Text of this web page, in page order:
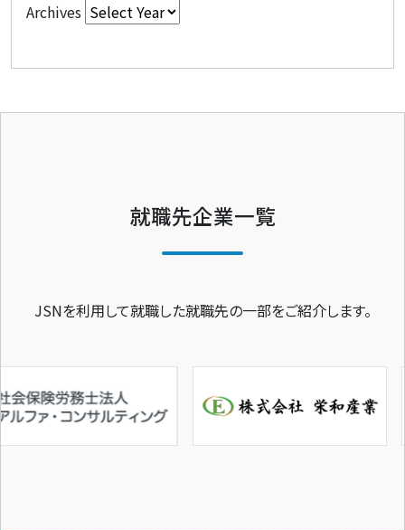
Archives
就職先企業一覧
JSNを利用して就職した就職先の一部をご紹介します。